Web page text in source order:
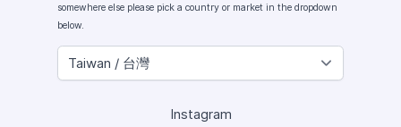
somewhere else please pick a country or market in the dropdown
below.
Instagram